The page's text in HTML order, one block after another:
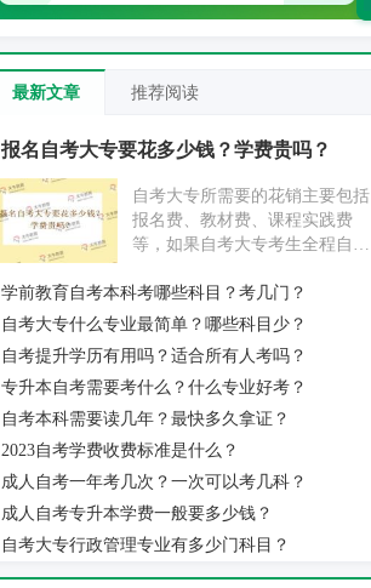
最新文章 推荐阅读
报名自考大专要花多少钱？学费贵吗？
自考大专所需要的花销主要包括
报名费、教材费、课程实践费
等，如果自考大专考生全程自学
费1000元左右；如果自考大专考
生报考辅导机构，花费则要更贵
实际当地消费水平为准。
学前教育自考本科考哪些科目？考几门？
自考大专什么专业最简单？哪些科目少？
自考提升学历有用吗？适合所有人考吗？
专升本自考需要考什么？什么专业好考？
自考本科需要读几年？最快多久拿证？
2023自考学费收费标准是什么？
成人自考一年考几次？一次可以考几科？
成人自考专升本学费一般要多少钱？
自考大专行政管理专业有多少门科目？